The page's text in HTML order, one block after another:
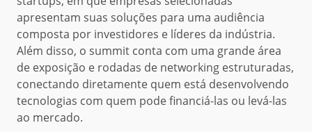
apresentam suas soluções para uma audiência
composta por investidores e líderes da indústria.
Além disso, o summit conta com uma grande área
de exposição e rodadas de networking estruturadas,
conectando diretamente quem está desenvolvendo
tecnologias com quem pode financiá-las ou levá-las
ao mercado.